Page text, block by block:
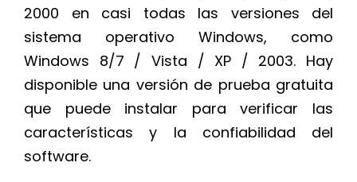
2000 en casi todas las versiones del
sistema operativo Windows, como
Windows 8/7 / Vista / XP / 2003. Hay
disponible una versión de prueba gratuita
que puede instalar para verificar las
características y la confiabilidad del
software.